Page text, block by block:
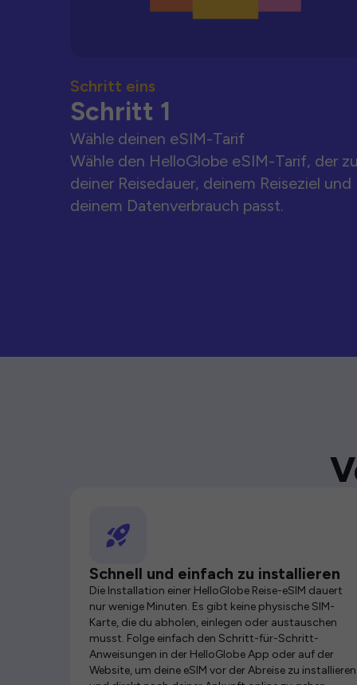
Schritt eins
Schritt 1
Wähle deinen eSIM-Tarif
Wähle den HelloGlobe eSIM-Tarif, der
deiner Reisedauer, deinem Reiseziel und
deinem Datenverbrauch passt.
Schnell und einfach zu installieren
Die Installation einer HelloGlobe Reise-eSIM dauert
nur wenige Minuten. Es gibt keine physische SIM-
Karte, die du abholen, einlegen oder austauschen
musst. Folge einfach den Schritt-für-Schritt-
Anweisungen in der HelloGlobe App oder auf der
Website, um deine eSIM vor der Abreise zu installieren